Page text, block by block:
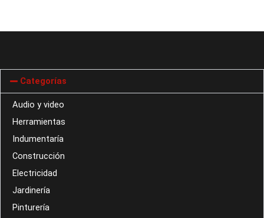
Categorías
Audio y video
Herramientas
Indumentaría
Construcción
Electricidad
Jardinería
Pinturería